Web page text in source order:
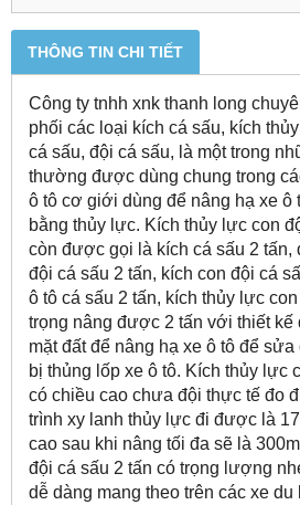
THÔNG TIN CHI TIẾT
Công ty tnhh xnk thanh long
phối các loại kích cá sấu, kích
cá sấu, đội cá sấu, là một trong
thường được dùng chung trong
ô tô cơ giới dùng để nâng hạ xe ô
bằng thủy lực. Kích thủy lực con
còn được gọi là kích cá sấu 2 tấn,
đội cá sấu 2 tấn, kích con đội cá
ô tô cá sấu 2 tấn, kích thủy lực
trọng nâng được 2 tấn với thiết kế
mặt đất để nâng hạ xe ô tô để
bị thủng lốp xe ô tô. Kích thủy lực
có chiều cao chưa đội thực tế đo
trình xy lanh thủy lực đi được là
cao sau khi nâng tối đa sẽ là
đội cá sấu 2 tấn có trọng lượng
dễ dàng mang theo trên các xe